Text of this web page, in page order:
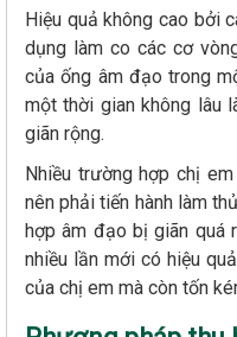
Hiệu quả không cao bởi
dụng làm co các cơ
của ống âm đạo trong
một thời gian không lâu
giãn rộng.
Nhiều trường hợp chị
nên phải tiến hành làm
hợp âm đạo bị giãn quá
nhiều lần mới có hiệu
của chị em mà còn tốn